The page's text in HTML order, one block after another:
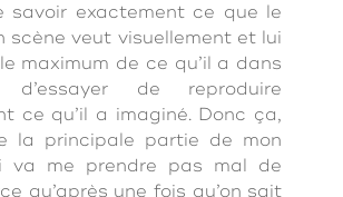
savoir exactement ce que le
scène veut visuellement et lui
maximum de ce qu’il a dans
de reproduire
ce qu’il a imaginé. Donc ça,
la principale partie de mon
va me prendre pas mal de
qu’après une fois qu’on sait